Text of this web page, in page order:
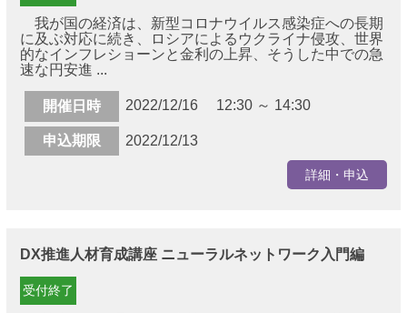
我が国の経済は、新型コロナウイルス感染症への長期
に及ぶ対応に続き、ロシアによるウクライナ侵攻、世界
的なインフレショーンと金利の上昇、そうした中での急
速な円安進 ...
開催日時 2022/12/16 12:30 ～ 14:30
申込期限 2022/12/13
詳細・申込
DX推進人材育成講座 ニューラルネットワーク入門編
受付終了